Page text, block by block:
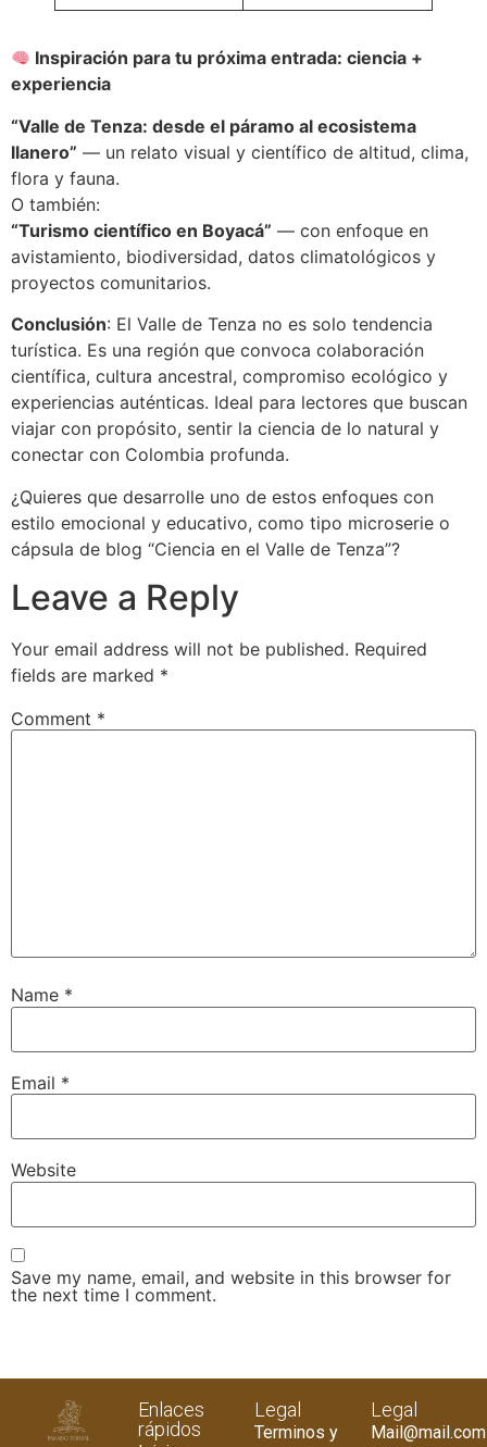
Inspiración para tu próxima entrada: ciencia +
experiencia
“Valle de Tenza: desde el páramo al ecosistema
llanero” — un relato visual y científico de altitud, clima,
flora y fauna.
O también:
“Turismo científico en Boyacá” — con enfoque en
avistamiento, biodiversidad, datos climatológicos y
proyectos comunitarios.
Conclusión: El Valle de Tenza no es solo tendencia
turística. Es una región que convoca colaboración
científica, cultura ancestral, compromiso ecológico y
experiencias auténticas. Ideal para lectores que buscan
viajar con propósito, sentir la ciencia de lo natural y
conectar con Colombia profunda.
¿Quieres que desarrolle uno de estos enfoques con
estilo emocional y educativo, como tipo microserie o
cápsula de blog “Ciencia en el Valle de Tenza”?
Leave a Reply
Your email address will not be published. Required
fields are marked *
Comment *
Name *
Email *
Website
Save my name, email, and website in this browser for
the next time I comment.
Enlaces
rápidos
Legal
Terminos y
Legal
Mail@mail.com